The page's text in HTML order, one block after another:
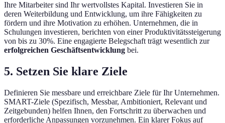
Ihre Mitarbeiter sind Ihr wertvollstes Kapital. Investieren Sie in
deren Weiterbildung und Entwicklung, um ihre Fähigkeiten zu
fördern und ihre Motivation zu erhöhen. Unternehmen, die in
Schulungen investieren, berichten von einer Produktivitätssteigerung
von bis zu 30%. Eine engagierte Belegschaft trägt wesentlich zur
erfolgreichen Geschäftsentwicklung bei.
5. Setzen Sie klare Ziele
Definieren Sie messbare und erreichbare Ziele für Ihr Unternehmen.
SMART-Ziele (Spezifisch, Messbar, Ambitioniert, Relevant und
Zeitgebunden) helfen Ihnen, den Fortschritt zu überwachen und
erforderliche Anpassungen vorzunehmen. Ein klarer Fokus auf